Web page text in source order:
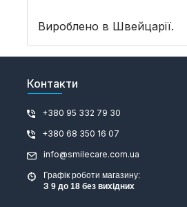
Вироблено в Швейцарії.
Контакти
+380 95 332 79 30
+380 68 350 16 07
info@smilecare.com.ua
Графік роботи магазину:
З 9 до 18 без вихідних